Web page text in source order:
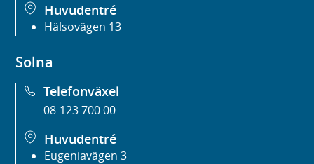
Huvudentré
Hälsovägen 13
Solna
Telefonväxel
08-123 700 00
Huvudentré
Eugeniavägen 3